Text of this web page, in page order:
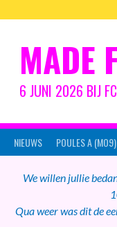
naar
MADE
6 JUNI 2026 BIJ
NIEUWS POULES A
We willen jullie
Qua weer was dit de